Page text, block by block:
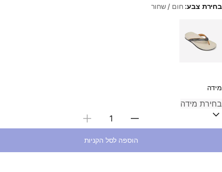
בחירת צבע: חום / שחור
מידה
בחירת כמות
הוספה לסל הקניות